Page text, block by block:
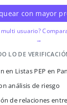
con mayor
usuario?
→
LO DE
en Listas PEP en
análisis de riesgo
de relaciones